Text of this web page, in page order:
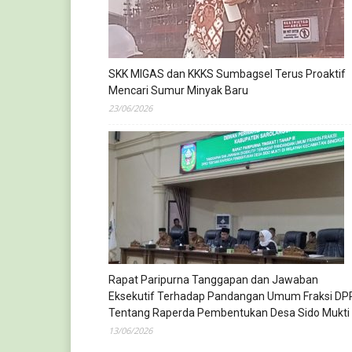
SKK MIGAS dan KKKS Sumbagsel Terus Proaktif
Mencari Sumur Minyak Baru
23/06/2026
Rapat Paripurna Tanggapan dan Jawaban
Eksekutif Terhadap Pandangan Umum Fraksi
Tentang Raperda Pembentukan Desa Sido Mukti
13/06/2026